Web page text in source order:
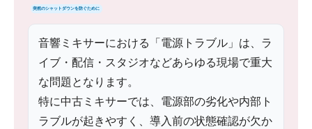
突然のシャットダウンを防ぐために
音響ミキサーにおける「電源トラブル」は、ラ
イブ・配信・スタジオなどあらゆる現場で重大
な問題となります。
特に中古ミキサーでは、電源部の劣化や内部ト
ラブルが起きやすく、導入前の状態確認が欠か